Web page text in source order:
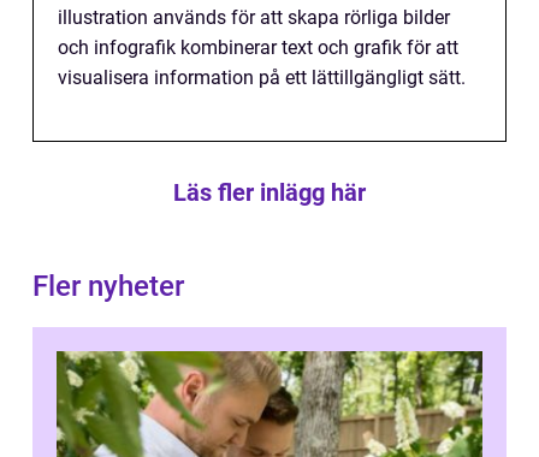
illustration används för att skapa rörliga bilder
och infografik kombinerar text och grafik för att
visualisera information på ett lättillgängligt sätt.
Läs fler inlägg här
Fler nyheter